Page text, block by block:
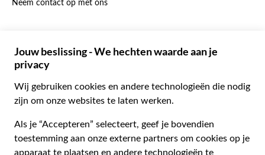
Portugees
Nederlands
د.إ Verenigde Arabische Emiraten-dirham
ARS Argentijnse peso
.د.ب Bahreinse dinar
R$ Braziliaanse real
CLP$ Chileense peso
¥ Chinese yuan
Neem contact op met ons
Algemene voorwaarden Privacy
VAT IT07978000961 - Vergunning
Online Reisbureau nº 170695